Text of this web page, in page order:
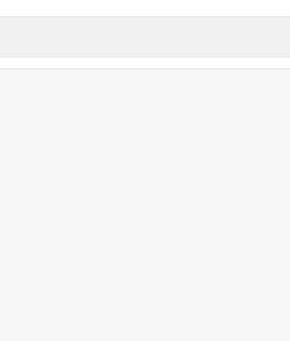
VAN NATTA - JAK ZOSTAĆ STOIKIEM.